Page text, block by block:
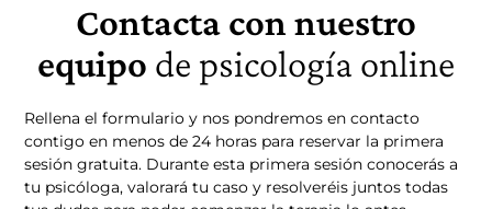
principio de
me sentí
y
comprendida.
Nunca me
Contacta con nuestro
equipo de psicología online
Rellena el formulario y nos pondremos en contacto
contigo en menos de 24 horas para reservar la primera
sesión gratuita. Durante esta primera sesión conocerás a
tu psicóloga, valorará tu caso y resolveréis juntos todas